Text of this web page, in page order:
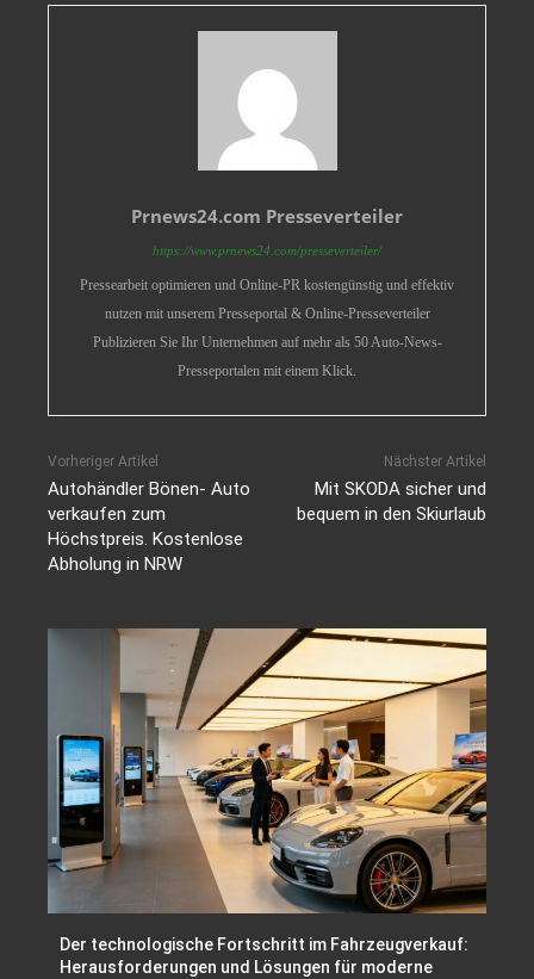
Prnews24.com Presseverteiler
https://www.prnews24.com/presseverteiler/
Pressearbeit optimieren und Online-PR kostengünstig und effektiv
nutzen mit unserem Presseportal & Online-Presseverteiler
Publizieren Sie Ihr Unternehmen auf mehr als 50 Auto-News-
Presseportalen mit einem Klick.
Vorheriger Artikel
Autohändler Bönen- Auto
verkaufen zum
Höchstpreis. Kostenlose
Abholung in NRW
Nächster Artikel
Mit SKODA sicher und
bequem in den Skiurlaub
Der technologische Fortschritt im Fahrzeugverkauf:
Herausforderungen und Lösungen für moderne